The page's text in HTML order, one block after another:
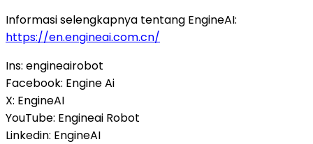
Informasi selengkapnya tentang EngineAI:
https://en.engineai.com.cn/
Ins: engineairobot
Facebook: Engine Ai
X: EngineAI
YouTube: Engineai Robot
Linkedin: EngineAI